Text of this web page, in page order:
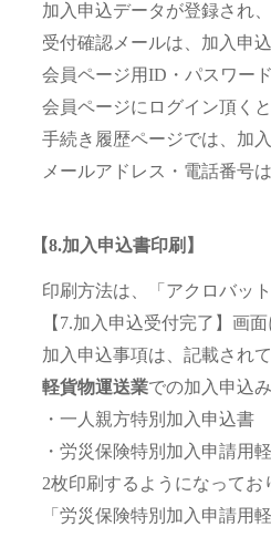
加入申込データが登録され
受付確認メールは、加入申
会員ページ用ID・パスワー
会員ページにログイン頂く
手続き履歴ページでは、加
メールアドレス・電話番号
【8.加入申込書印刷】
印刷方法は、「アクロバッ
【7.加入申込受付完了】画
加入申込事項は、記載され
軽貨物運送業での加入申込み
・一人親方特別加入申込書
・労災保険特別加入申請用
2枚印刷するようになってお
「労災保険特別加入申請用